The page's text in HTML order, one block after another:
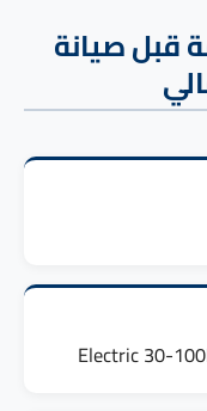
قبل صيانة
Electric 30-